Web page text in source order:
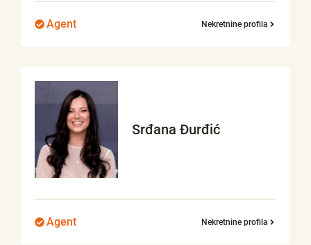
Agent Nekretnine profila
Srđana Đurđić
Agent Nekretnine profila